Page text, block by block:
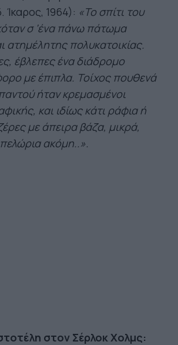
Ίκαρος, 1964): «Το σπίτι του
σ ‘ένα πάνω πάτωμα
ατημέλητης πολυκατοικίας.
έβλεπες ένα διάδρομο
με έπιπλα. Τοίχος πουθενά
ήταν κρεμασμένοι
και ιδίως κάτι ράφια ή
με άπειρα βάζα, μικρά,
ακόμη..».
στον Σέρλοκ Χολμς: